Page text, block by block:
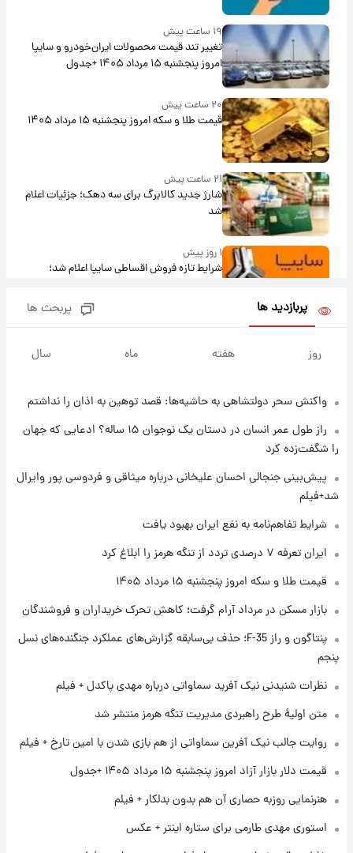
۱۹ ساعت پیش
تغییر تند قیمت محصولات ایران‌خودرو و سایپا
امروز پنجشنبه ۱۵ مرداد ۱۴۰۵ +جدول
۲۰ ساعت پیش
قیمت طلا و سکه امروز پنجشنبه ۱۵ مرداد ۱۴۰۵
۲۱ ساعت پیش
شارژ جدید کالابرگ برای سه دهک؛ جزئیات اعلام
شد
۱ روز پیش
شرایط تازه فروش اقساطی سایپا اعلام شد؛
قیمت سکه و طلا فردا
۱ روز پیش
۱ روز پیش
فال روزانه واقعی پنجشنبه ۱۵ مرداد ۱۴۰۵
ارزش سهام عدالت برای امروز چهارشنبه ۱۴ مرداد
۱ روز پیش
آغاز طرح جدید فروش مشارکت در تولید سایپا؛
سود مشارکت چند درصد است؟
پربازدید ها پربحث ها
روز هفته ماه سال
واکنش سحر دولتشاهی به حاشیه‌ها: قصد توهین به اذان را نداشتم
راز طول عمر انسان در دستان یک نوجوان ۱۵ ساله؟ ادعایی که جهان
را شگفت‌زده کرد
پیش‌بینی جنجالی احسان علیخانی درباره میثاقی و فردوسی پور وایرال
شد+فیلم
شرایط تفاهم‌نامه به نفع ایران بهبود یافت
ایران تعرفه ۷ درصدی تردد از تنگه هرمز را ابلاغ کرد
قیمت طلا و سکه امروز پنجشنبه ۱۵ مرداد ۱۴۰۵
بازار مسکن در مرداد آرام گرفت؛ کاهش تحرک خریداران و فروشندگان
پنتاگون و راز F-35؛ حذف بی‌سابقه گزارش‌های عملکرد جنگنده‌های نسل
پنجم
نظرات شنیدنی نیک آفرید سماواتی درباره مهدی پاکدل + فیلم
متن اولیۀ طرح راهبردی مدیریت تنگه هرمز منتشر شد
روایت جالب نیک آفرین سماواتی از هم بازی شدن با امین تارخ + فیلم
قیمت دلار بازار آزاد امروز پنجشنبه ۱۵ مرداد ۱۴۰۵ +جدول
هنرنمایی روزبه حصاری آن هم بدون بدلکار + فیلم
استوری مهدی طارمی برای ستاره اینتر + عکس